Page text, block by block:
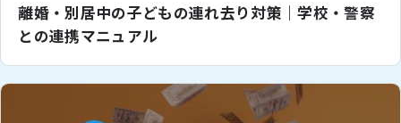
離婚・別居中の子どもの連れ去り対策｜学校・警察
との連携マニュアル